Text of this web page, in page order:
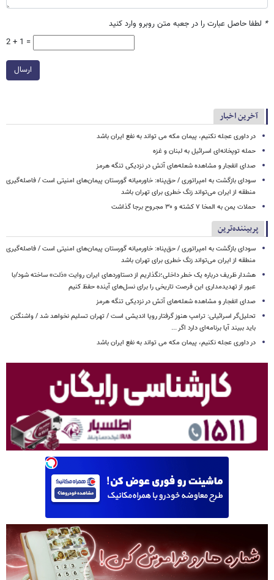
* لطفا حاصل عبارت را در جعبه متن روبرو وارد کنید
2 + 1 =
ارسال
آخرین اخبار
در داوری عجله نکنیم، پیمان مکه می تواند به نفع ایران باشد
حمله توپخانه‌ای اسرائیل به لبنان و غزه
صدای انفجار و مشاهده شعله‌های آتش در نزدیکی تنگه هرمز
سودای بازگشت به امپراتوری / حق‌پناه: خاورمیانه گورستان پیمان‌های امنیتی است / فاصله‌گیری
منطقه از ایران می‌تواند زنگ خطری برای تهران باشد
حملات یمن به المخا ۷ کشته و ۳۰ مجروح برجا گذاشت
پربیننده‌ترین
سودای بازگشت به امپراتوری / حق‌پناه: خاورمیانه گورستان پیمان‌های امنیتی است / فاصله‌گیری
منطقه از ایران می‌تواند زنگ خطری برای تهران باشد
هشدار ظریف درباره یک خطر داخلی؛نگذاریم از دستاوردهای ایران روایت «ذلت» ساخته شود/با
عبور از تهدیدمداری این فرصت تاریخی را برای نسل‌های آینده حفظ کنیم
صدای انفجار و مشاهده شعله‌های آتش در نزدیکی تنگه هرمز
تحلیل‌گر اسرائیلی: ترامپ هنوز گرفتار رویا اندیشی است / تهران تسلیم نخواهد شد / واشنگتن
باید ببیند آیا برنامه‌ای دارد اگر ...
در داوری عجله نکنیم، پیمان مکه می تواند به نفع ایران باشد